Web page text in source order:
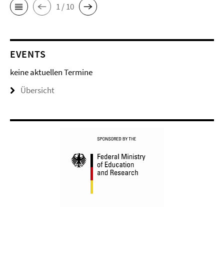
1 / 10
EVENTS
keine aktuellen Termine
Übersicht